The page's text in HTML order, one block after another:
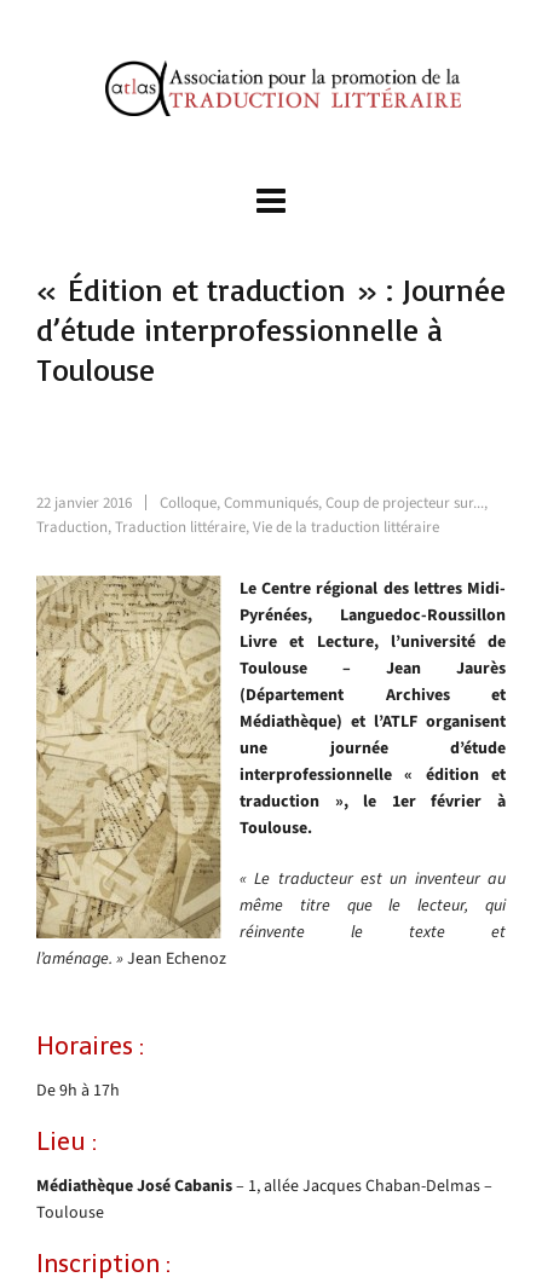
« Édition et traduction » : Journée
d’étude interprofessionnelle à
Toulouse
22 janvier 2016 Colloque,Communiqués,Coup de projecteur sur...,
Traduction,Traduction littéraire,Vie de la traduction littéraire
Le Centre régional des lettres Midi-
Pyrénées, Languedoc-Roussillon
Livre et Lecture, l’université de
Toulouse – Jean Jaurès
(Département Archives et
Médiathèque) et l’ATLF organisent
une journée d’étude
interprofessionnelle « édition et
traduction », le 1er février à
Toulouse.
« Le traducteur est un inventeur au
même titre que le lecteur, qui
réinvente le texte et
l’aménage. »Jean Echenoz
Horaires :
De 9h à 17h
Lieu :
Médiathèque José Cabanis– 1, allée Jacques Chaban-Delmas –
Toulouse
Inscription :